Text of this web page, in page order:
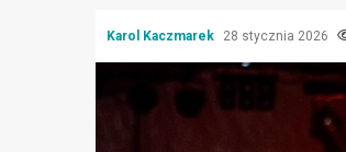
Karol Kaczmarek 28 stycznia 2026